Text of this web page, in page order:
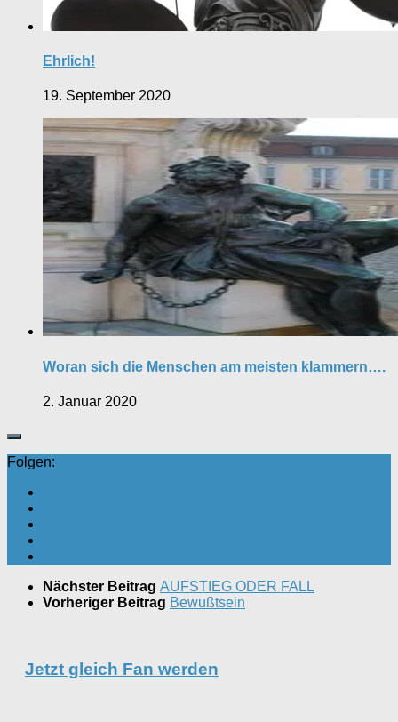
Ehrlich!
19. September 2020
Woran sich die Menschen am meisten klammern….
2. Januar 2020
Folgen:
Nächster Beitrag AUFSTIEG ODER FALL
Vorheriger Beitrag Bewußtsein
Jetzt gleich Fan werden